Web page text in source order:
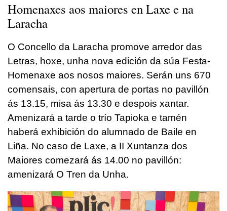
Homenaxes aos maiores en Laxe e na
Laracha
O Concello da Laracha promove arredor das
Letras, hoxe, unha nova edición da súa Festa-
Homenaxe aos nosos maiores. Serán uns 670
comensais, con apertura de portas no pavillón
ás 13.15, misa ás 13.30 e despois xantar.
Amenizará a tarde o trío Tapioka e tamén
haberá exhibición do alumnado de Baile en
Liña. No caso de Laxe, a II Xuntanza dos
Maiores comezará ás 14.00 no pavillón:
amenizará O Tren da Unha.